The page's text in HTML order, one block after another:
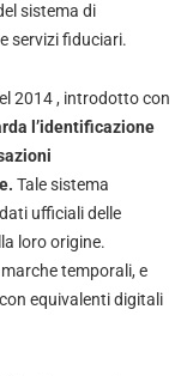
sistema di
servizi fiduciari.
2014 , introdotto con
l’identificazione
Tale sistema
ufficiali delle
loro origine.
temporali, e
equivalenti digitali